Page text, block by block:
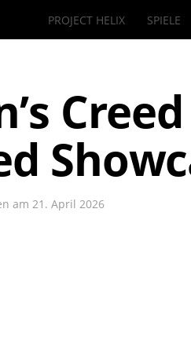
PROJECT HELIX SPIELE
am 21. April 2026